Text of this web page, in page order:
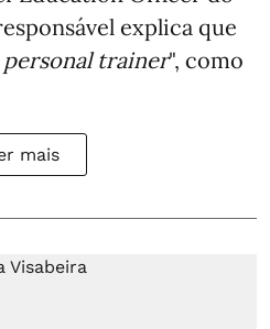
explica que
personal trainer", como
mais